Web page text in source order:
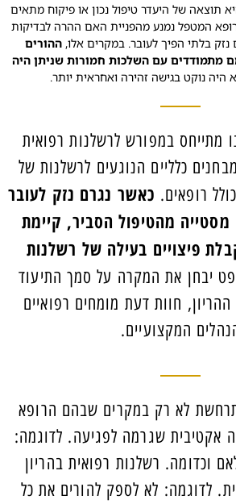
תוצאה של היעדר טיפול נכון או פיקוח מתאים
המטפל נמנע מהפניית האם ההרה לבדיקות
נזק בלתי הפיך לעובר. במקרים אלו,ההורים
מתמודדים עם השלכות חמורות שניתן היה
היה נוקט בגישה זהירה ואחראית יותר.
מתייחס במפורש לרשלנות רפואית
כלליים הנוגעים לרשלנות של
רופאים. כאשר נגרם נזק לעובר
מהטיפול הסביר, קיימת
פיצויים בעילה של רשלנות
יבחן את המקרה על סמך התיעוד
חוות דעת מומחים רפואיים
המקצועיים.
לא רק במקרים שבהם הרופא
אקטיבית שגרמה לפגיעה. לדוגמה:
וכדומה. רשלנות רפואית בהריון
לדוגמה: לא לספק להורים את כל